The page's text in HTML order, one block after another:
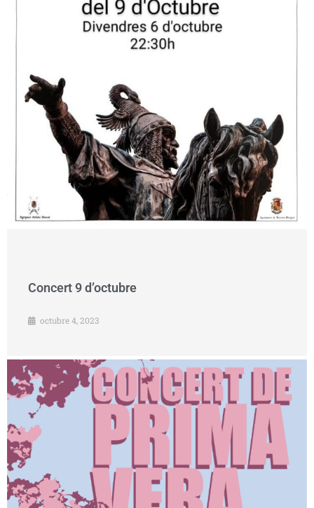
Concert 9 d’octubre
octubre 4, 2023